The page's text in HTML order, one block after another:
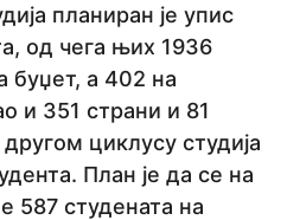
планиран је упис
од чега њих 1936
буџет, а 402 на
и 351 страни и 81
циклусу студија
План је да се на
587 студената на